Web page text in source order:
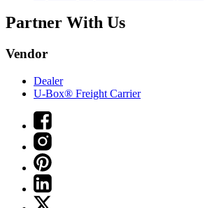
Partner With Us
Vendor
Dealer
U-Box® Freight Carrier